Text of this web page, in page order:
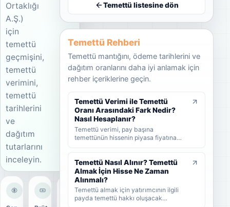
Ortaklığı
A.Ş.)
için
temettü
geçmişini,
temettü
verimini,
temettü
tarihlerini
ve
dağıtım
tutarlarını
inceleyin.
Temettü listesine dön
Temettü Rehberi
Temettü mantığını, ödeme tarihlerini ve
dağıtım oranlarını daha iyi anlamak için
rehber içeriklerine geçin.
Temettü Verimi ile Temettü
Oranı Arasındaki Fark Nedir?
Nasıl Hesaplanır?
Temettü verimi, pay başına
temettünün hissenin piyasa fiyatına
dağıtıldığını gösterir. KAP'ta görülen
kâr payı oranı ise çoğunlukla 1 TL
nominal değere göre hesaplanan ayrı
bir yüzdedir. Bu rehberde temettü
verimi, dağıtım oranı ve KAP temettü
oranı arasındaki farkları formüller ve
Temettü Nasıl Alınır? Temettü
Almak İçin Hisse Ne Zaman
Alınmalı?
Temettü almak için yatırımcının ilgili
payda temettü hakkı oluşacak